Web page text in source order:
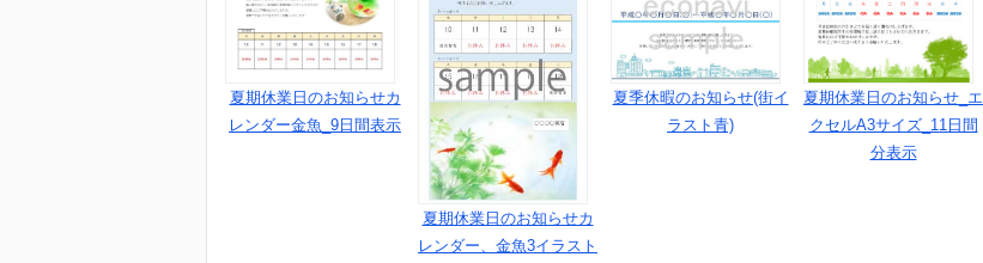
夏期休業日のお知らせカ
レンダー金魚_9日間表示
夏期休業日のお知らせカ
レンダー、金魚3イラスト
夏季休暇のお知らせ(街イ
ラスト青)
夏期休業日のお知らせ_エ
クセルA3サイズ_11日間
分表示